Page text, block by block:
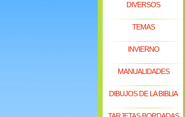
DIVERSOS
TEMAS
INVIERNO
MANUALIDADES
DIBUJOS DE LA BIBLIA